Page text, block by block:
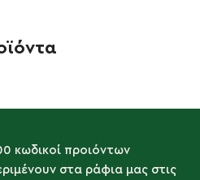
κωδικοί προιόντων
στα ράφια μας στις